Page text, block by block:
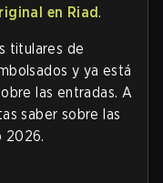
en Riad.
titulares de
y ya está
las entradas. A
saber sobre las
2026.